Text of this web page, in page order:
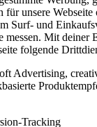
für unsere Webseite
Surf- und
messen. Mit deiner
folgende
Advertising,
Tracking